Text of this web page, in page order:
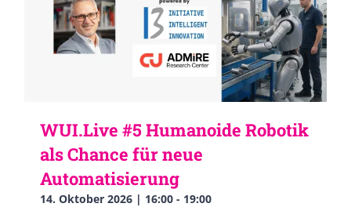
WUI.Live #5 Humanoide Robotik
als Chance für neue
Automatisierung
14. Oktober 2026 | 16:00 - 19:00